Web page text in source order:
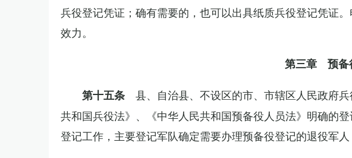
兵役登记凭证；确有需要的，也可以出具纸质兵役登记凭证
效力。
第三章 预备
第十五条 县、自治县、不设区的市、市辖区人民政府
共和国兵役法》、《中华人民共和国预备役人员法》明确的
登记工作，主要登记军队确定需要办理预备役登记的退役军